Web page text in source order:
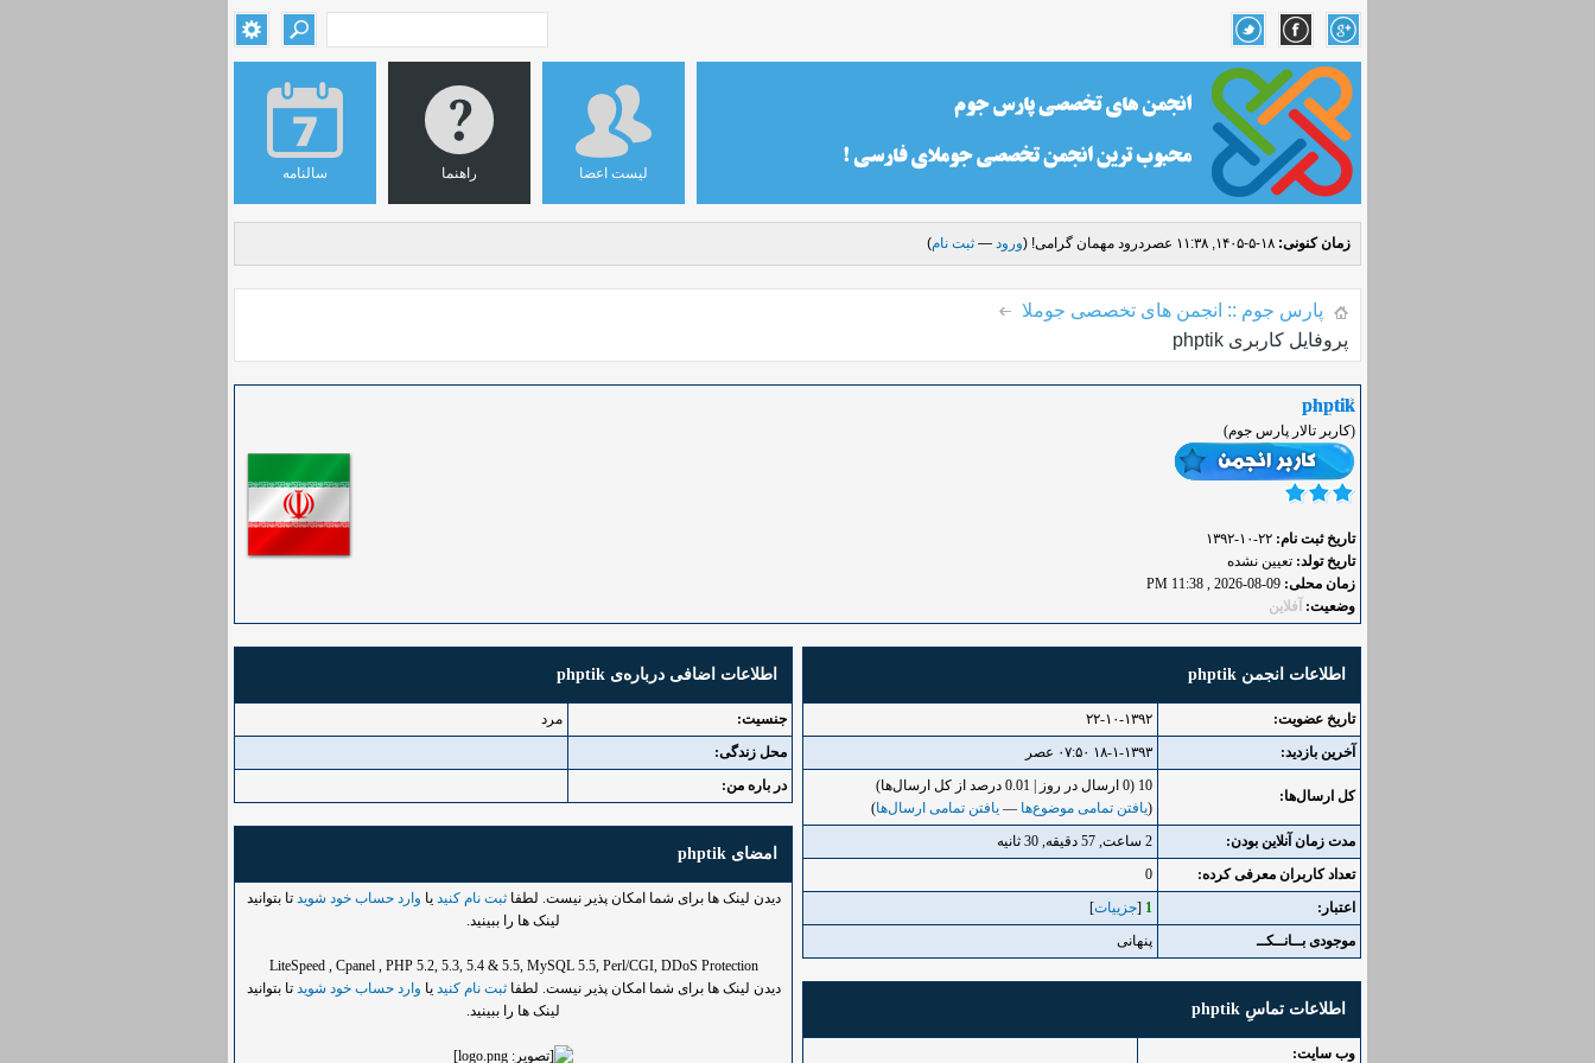
سالنامه راهنما لیست اعضا
زمان کنونی: ۱۸-۵-۱۴۰۵, ۱۱:۳۸ عصر درود مهمان گرامی! (ورود — ثبت نام)
پارس جوم :: انجمن های تخصصی جوملا
پروفایل کاربری phptik
phptik
(کاربر تالار پارس جوم)
تاریخ ثبت نام: ۲۲-۱۰-۱۳۹۲
تاریخ تولد: تعیین نشده
زمان محلی: 09-08-2026 , 11:38 PM
وضعیت: آفلاین
اطلاعات انجمن phptik
تاریخ عضویت:
۲۲-۱۰-۱۳۹۲
آخرین بازدید:
۱۸-۱-۱۳۹۳ ۰۷:۵۰ عصر
کل ارسال‌ها:
10 (0 ارسال در روز | 0.01 درصد از کل ارسال‌ها)
(یافتن تمامی موضوع‌ها — یافتن تمامی ارسال‌ها)
مدت زمان آنلاین بودن:
2 ساعت, 57 دقیقه, 30 ثانیه
تعداد کاربران معرفی کرده:
0
اعتبار:
1
[جزییات]
موجودی بــانــکــ
پنهانی
اطلاعات تماسِ phptik
وب‌ سایت:
اطلاعات اضافی درباره‌ی phptik
جنسیت:
مرد
محل زندگی:
در باره من:
امضای phptik
دیدن لینک ها برای شما امکان پذیر نیست. لطفاثبت نام کنید یا وارد حساب خود شوید تا بتوانید
لینک ها را ببینید.
LiteSpeed , Cpanel , PHP 5.2, 5.3, 5.4 & 5.5, MySQL 5.5, Perl/CGI, DDoS Protection
دیدن لینک ها برای شما امکان پذیر نیست. لطفاثبت نام کنید یا وارد حساب خود شوید تا بتوانید
لینک ها را ببینید.